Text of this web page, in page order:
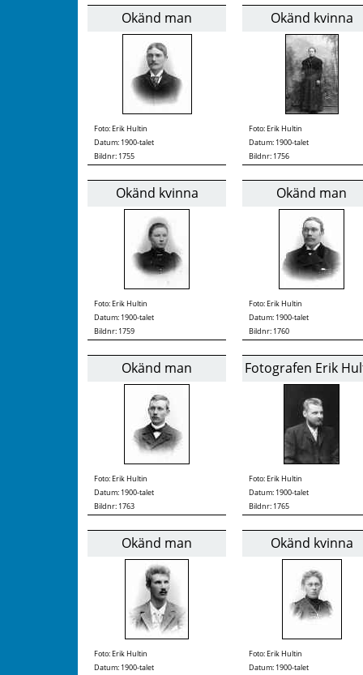
Okänd man
Foto:Erik Hultin
Datum: 1900-talet
Bildnr: 1755
Okänd kvinna
Foto:Erik Hultin
Datum: 1900-talet
Bildnr: 1756
Okänd kvinna
Foto:Erik Hultin
Datum: 1900-talet
Bildnr: 1759
Okänd man
Foto:Erik Hultin
Datum: 1900-talet
Bildnr: 1760
Okänd man
Foto:Erik Hultin
Datum: 1900-talet
Bildnr: 1763
Fotografen Erik
Foto:Erik Hultin
Datum: 1900-talet
Bildnr: 1765
Okänd man
Foto:Erik Hultin
Datum: 1900-talet
Okänd kvinna
Foto:Erik Hultin
Datum: 1900-talet